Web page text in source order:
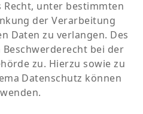
Recht, unter bestimmten
der Verarbeitung
Daten zu verlangen. Des
bei der
zu. Hierzu sowie zu
Datenschutz können